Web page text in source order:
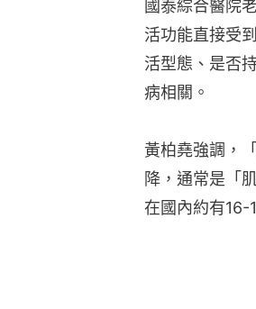
國泰綜合醫院
活功能直接受
活型態、是否
病相關。
黃柏堯強調，
降，通常是「
在國內約有16-